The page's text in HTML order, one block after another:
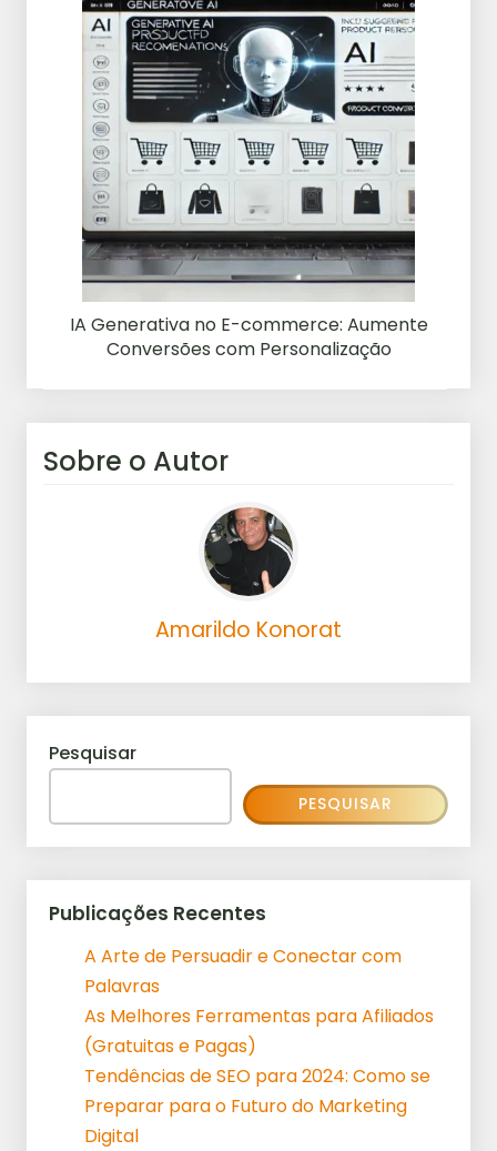
IA Generativa no E-commerce: Aumente
Conversões com Personalização
Sobre o Autor
Amarildo Konorat
Pesquisar
PESQUISAR
Publicações Recentes
A Arte de Persuadir e Conectar com
Palavras
As Melhores Ferramentas para Afiliados
(Gratuitas e Pagas)
Tendências de SEO para 2024: Como se
Preparar para o Futuro do Marketing
Digital